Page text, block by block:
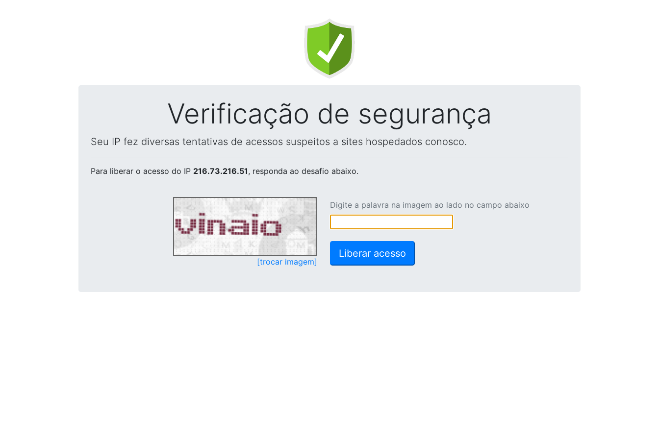
Verificação de segurança
Seu IP fez diversas tentativas de acessos suspeitos a sites hospedados conosco.
Para liberar o acesso do IP 216.73.216.51, responda ao desafio abaixo.
[trocar imagem]
Digite a palavra na imagem ao lado no campo abaixo